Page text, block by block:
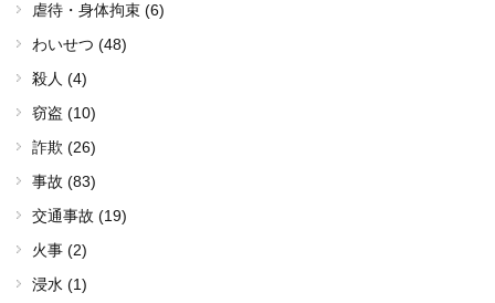
虐待・身体拘束 (6)
わいせつ (48)
殺人 (4)
窃盗 (10)
詐欺 (26)
事故 (83)
交通事故 (19)
火事 (2)
浸水 (1)